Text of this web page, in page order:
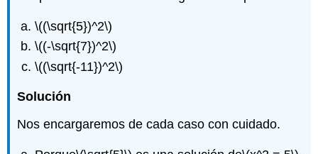
\((\sqrt{5})^2\)
\((-\sqrt{7})^2\)
\((\sqrt{-11})^2\)
Solución
Nos encargaremos de cada caso con cuidado.